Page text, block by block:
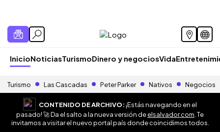
InicioNoticiasTurismoDinero y negociosVida
Turismo Las Cascadas Peter Parker Nativos Negocios
CONTENIDO DE ARCHIVO:¡Estás navegando en el
pasado! 🚀 Da el salto a la nueva versión deelsalvador.com . Te
invitamos a visitar el nuevo portal país donde coincidimos todos.